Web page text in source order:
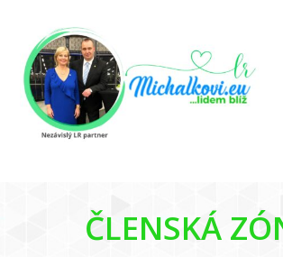
ČLENSKÁ